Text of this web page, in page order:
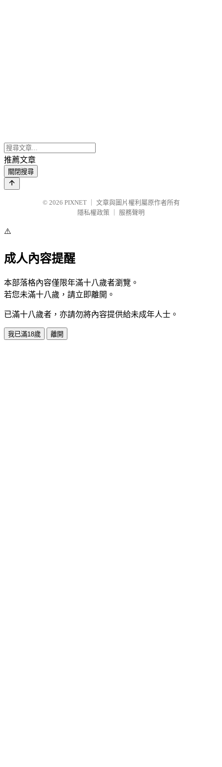
推薦文章
關閉搜尋
© 2026 PIXNET
文章與圖片權利屬原作者所有
隱私權政策
服務聲明
⚠️
成人內容提醒
本部落格內容僅限年滿十八歲者瀏覽。
若您未滿十八歲，請立即離開。
已滿十八歲者，亦請勿將內容提供給未成年人士。
我已滿18歲 離開